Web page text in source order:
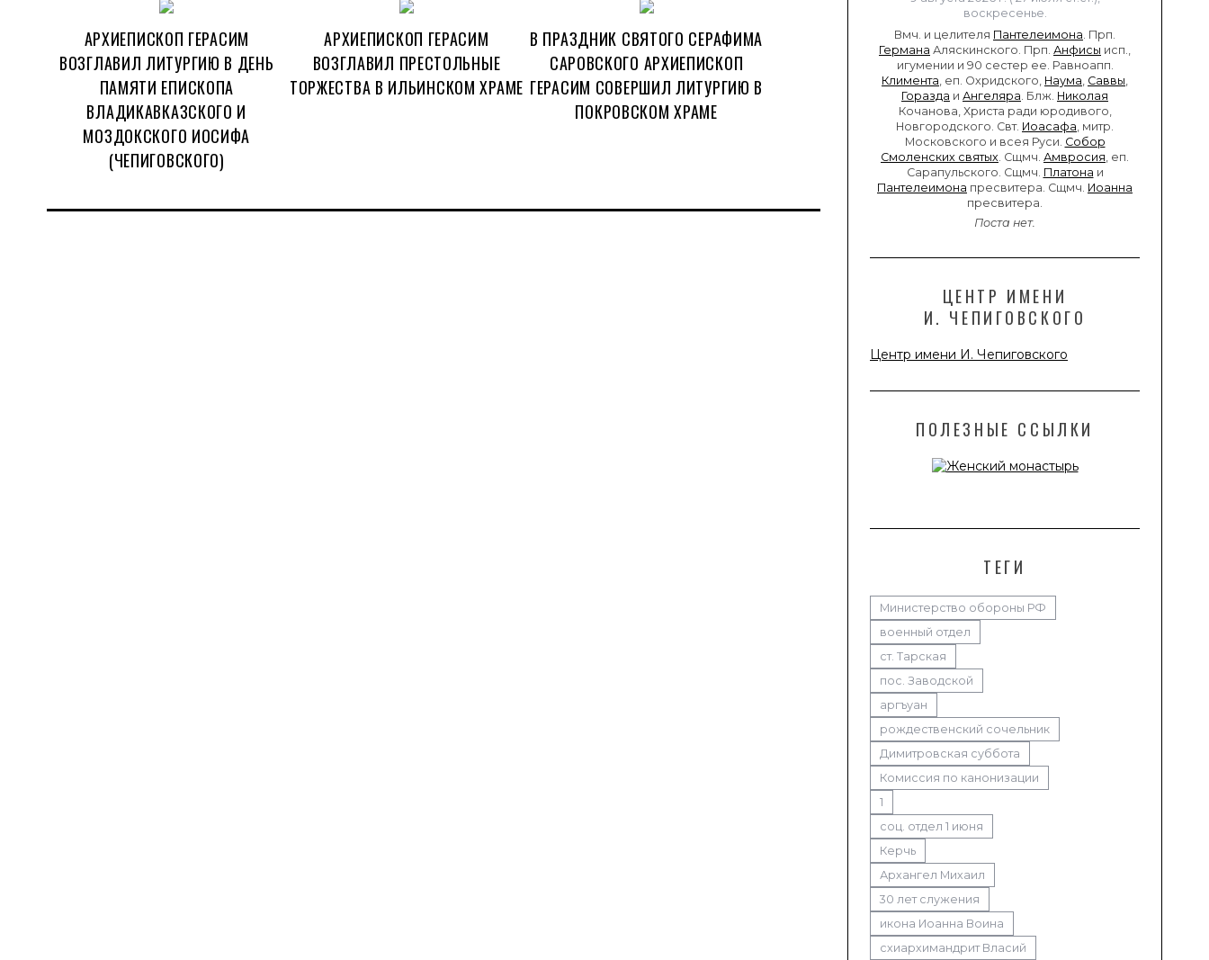
воскресенье.
Вмч. и целителя Пантелеимона . Прп.
Германа Аляскинского. Прп. Анфисы исп.,
игумении и 90 сестер ее. Равноапп.
Климента , еп. Охридского, Наума Саввы
Горазда и Ангеляра . Блж. Николая
Кочанова, Христа ради юродивого,
Новгородского. Свт. Иоасафа , митр.
Московского и всея Руси. Собор
Смоленских святых . Сщмч. Амвросия , еп.
Сарапульского. Сщмч. Платона и
Пантелеимона пресвитера. Сщмч. Иоанна
пресвитера.
Поста нет.
ЦЕНТР ИМЕНИ
И. ЧЕПИГОВСКОГО
Центр имени И. Чепиговского
ПОЛЕЗНЫЕ ССЫЛКИ
ТЕГИ
Министерство обороны РФ
военный отдел
ст. Тарская
пос. Заводской
аргъуан
рождественский сочельник
Димитровская суббота
Комиссия по канонизации
1
соц. отдел 1 июня
Керчь
Архангел Михаил
30 лет служения
икона Иоанна Воина
схиархимандрит Власий
АРХИЕПИСКОП ГЕРАСИМ
ВОЗГЛАВИЛ ЛИТУРГИЮ В ДЕНЬ
ПАМЯТИ ЕПИСКОПА
ВЛАДИКАВКАЗСКОГО И
МОЗДОКСКОГО ИОСИФА
(ЧЕПИГОВСКОГО)
АРХИЕПИСКОП ГЕРАСИМ
ВОЗГЛАВИЛ ПРЕСТОЛЬНЫЕ
ТОРЖЕСТВА В ИЛЬИНСКОМ ХРАМЕ
В ПРАЗДНИК СВЯТОГО СЕРАФИМА
САРОВСКОГО АРХИЕПИСКОП
ГЕРАСИМ СОВЕРШИЛ ЛИТУРГИЮ В
ПОКРОВСКОМ ХРАМЕ